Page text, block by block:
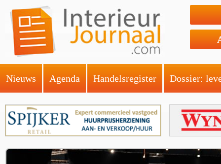
Nieuws Agenda Handelsregister Dossier: